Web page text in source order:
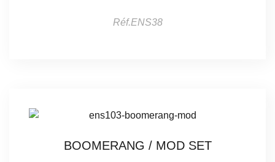
Réf.ENS38
BOOMERANG / MOD SET